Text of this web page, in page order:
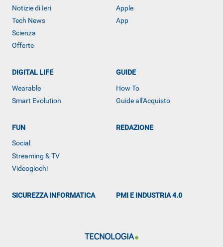
Notizie di Ieri
Tech News
Scienza
Offerte
Apple
App
DIGITAL LIFE
Wearable
Smart Evolution
GUIDE
How To
Guide all'Acquisto
FUN
Social
Streaming & TV
Videogiochi
REDAZIONE
SICUREZZA INFORMATICA PMI E INDUSTRIA 4.0